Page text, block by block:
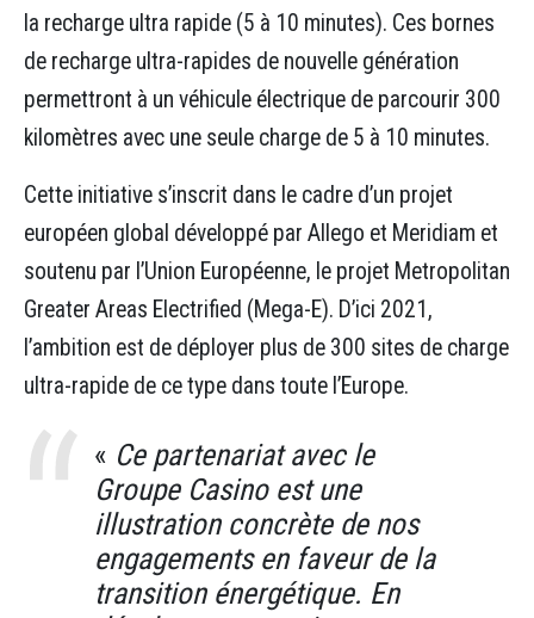
la recharge ultra rapide (5 à 10 minutes). Ces bornes
de recharge ultra-rapides de nouvelle génération
permettront à un véhicule électrique de parcourir 300
kilomètres avec une seule charge de 5 à 10 minutes.
Cette initiative s’inscrit dans le cadre d’un projet
européen global développé par Allego et Meridiam et
soutenu par l’Union Européenne, le projet Metropolitan
Greater Areas Electrified (Mega-E). D’ici 2021,
l’ambition est de déployer plus de 300 sites de charge
ultra-rapide de ce type dans toute l’Europe.
« Ce partenariat avec le
Groupe Casino est une
illustration concrète de nos
engagements en faveur de la
transition énergétique. En